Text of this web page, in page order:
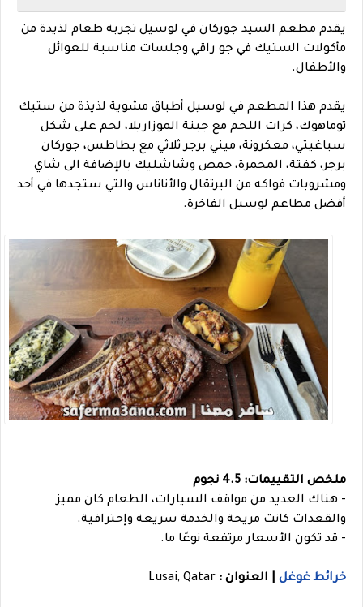
يقدم مطعم السيد جوركان في لوسيل تجربة طعام لذيذة من
مأكولات الستيك في جو راقي وجلسات مناسبة للعوائل
والأطفال.
يقدم هذا المطعم في لوسيل أطباق مشوية لذيذة من ستيك
توماهوك، كرات اللحم مع جبنة الموزاريلا، لحم على شكل
سباغيتي، معكرونة، ميني برجر ثلاثي مع بطاطس، جوركان
برجر، كفتة، المحمرة، حمص وشاشليك بالإضافة الى شاي
ومشروبات فواكه من البرتقال والأناناس والتي ستجدها في أحد
أفضل مطاعم لوسيل الفاخرة.
ملخص التقييمات: 4.5 نجوم
- هناك العديد من مواقف السيارات، الطعام كان مميز
والقعدات كانت مريحة والخدمة سريعة وإحترافية.
- قد تكون الأسعار مرتفعة نوعًا ما.
خرائط غوغل | العنوان : Lusai, Qatar